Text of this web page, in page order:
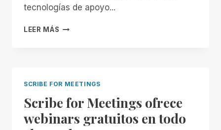
MUNDO.
tecnologías de apoyo...
LEER MÁS PNEUMA
SCRIBE FOR MEETINGS
Scribe for Meetings ofrece
webinars gratuitos en todo